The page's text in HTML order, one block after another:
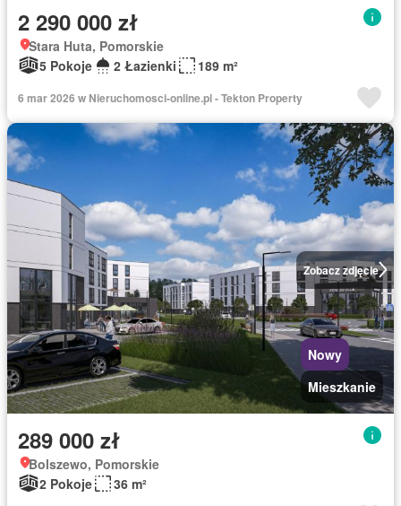
2 290 000 zł
Stara Huta, Pomorskie
5 Pokoje
2 Łazienki 189 m²
6 mar 2026 w Nieruchomosci-online.pl - Tekton Property
Zobacz zdjęcie
Nowy
Mieszkanie
289 000 zł
Bolszewo, Pomorskie
2 Pokoje
36 m²